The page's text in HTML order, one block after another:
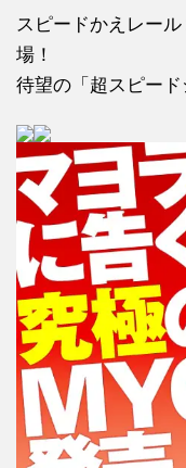
スピードかえレー
場！
待望の「超スピー